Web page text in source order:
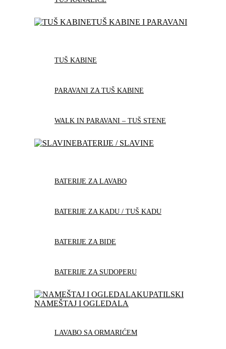
TUŠ KABINE I PARAVANI
TUŠ KABINE
PARAVANI ZA TUŠ KABINE
WALK IN PARAVANI – TUŠ STENE
BATERIJE / SLAVINE
BATERIJE ZA LAVABO
BATERIJE ZA KADU / TUŠ KADU
BATERIJE ZA BIDE
BATERIJE ZA SUDOPERU
KUPATILSKI
NAMEŠTAJ I OGLEDALA
LAVABO SA ORMARIĆEM